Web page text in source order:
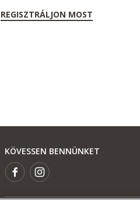
REGISZTRÁLJON MOST
KÖVESSEN BENNÜNKET